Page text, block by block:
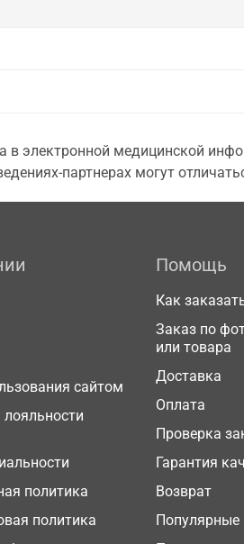
электронной медицинской
партнерах могут
сайтом
политика
политика
Помощь
Как
Заказ по
или товара
Доставка
Оплата
Проверка
Гарантия
Возврат
Популярные